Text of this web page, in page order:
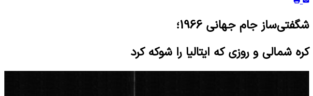
شگفتی‌ساز جام جهانی 1966؛
کره شمالی و روزی که ایتالیا را شوکه کرد